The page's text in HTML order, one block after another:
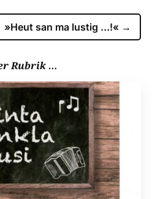
»Heut san ma lustig …!« →
Rubrik …